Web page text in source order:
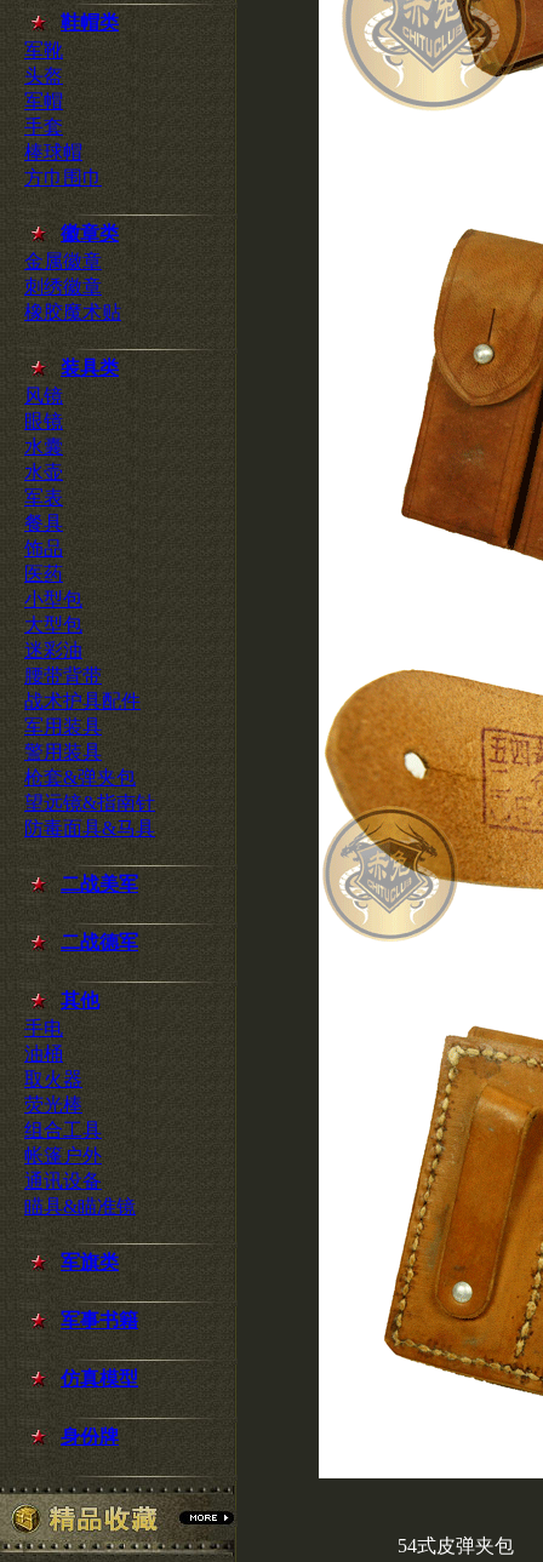
鞋帽类
军靴
头盔
军帽
手套
棒球帽
方巾围巾
徽章类
金属徽章
刺绣徽章
橡胶魔术贴
装具类
风镜
眼镜
水囊
水壶
军表
餐具
饰品
医药
小型包
大型包
迷彩油
腰带背带
战术护具配件
军用装具
警用装具
枪套&弹夹包
望远镜&指南针
防毒面具&马具
二战美军
二战德军
其他
手电
油桶
取火器
荧光棒
组合工具
帐篷户外
通讯设备
瞄具&瞄准镜
军旗类
军事书籍
仿真模型
身份牌
54式皮弹夹包